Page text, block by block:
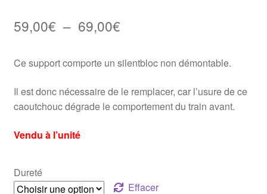
59,00€ – 69,00€Plage
prix :
59,00€
à
Ce support comporte un silentbloc non démontable.
Il est donc nécessaire de le remplacer, car l’usure de ce
caoutchouc dégrade le comportement du train avant.
Vendu à l’unité
Dureté
Effacer